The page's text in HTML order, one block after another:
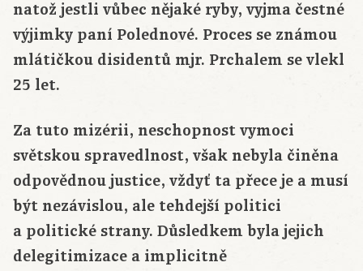
natož jestli vůbec nějaké ryby, vyjma čestné
výjimky paní Polednové. Proces se známou
mlátičkou disidentů mjr. Prchalem se vlekl
25 let.
Za tuto mizérii, neschopnost vymoci
světskou spravedlnost, však nebyla činěna
odpovědnou justice, vždyť ta přece je a musí
být nezávislou, ale tehdejší politici
a politické strany. Důsledkem byla jejich
delegitimizace a implicitně